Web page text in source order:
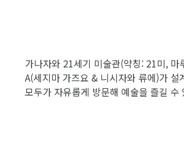
가나자와 21세기 미술관(약칭: 21미,
A(세지마 가즈요 & 니시자와 류에)가 설
모두가 자유롭게 방문해 예술을 즐길 수